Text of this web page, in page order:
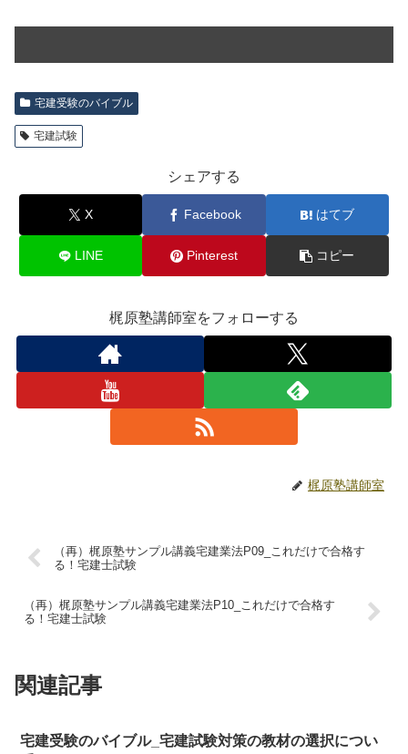
宅建受験のバイブル
宅建試験
シェアする
X Facebook はてブ
LINE Pinterest コピー
梶原塾講師室をフォローする
梶原塾講師室
（再）梶原塾サンプル講義宅建業法P09_これだけで合格す
る！宅建士試験
（再）梶原塾サンプル講義宅建業法P10_これだけで合格す
る！宅建士試験
関連記事
宅建受験のバイブル_宅建試験対策の教材の選択につい